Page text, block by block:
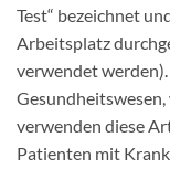
Test“ bezeichnet
Arbeitsplatz
verwendet
verwenden diese
Patienten mit